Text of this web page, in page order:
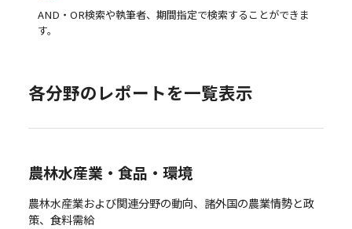
AND・OR検索や執筆者、期間指定で検索することができま
す。
各分野のレポートを一覧表示
農林水産業・食品・環境
農林水産業および関連分野の動向、諸外国の農業情勢と政
策、食料需給